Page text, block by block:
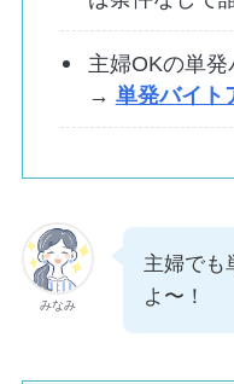
主婦OKの単発
→ 単発バイト
みなみ
主婦でも
よ〜！